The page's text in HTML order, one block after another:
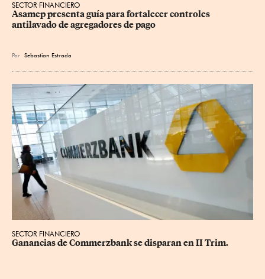
SECTOR FINANCIERO
Asamep presenta guía para fortalecer controles
antilavado de agregadores de pago
Por Sebastian Estrada
SECTOR FINANCIERO
Ganancias de Commerzbank se disparan en II Trim.